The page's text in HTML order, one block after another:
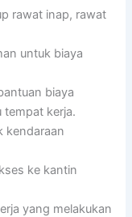
rawat inap, rawat
untuk biaya
biaya
tempat kerja.
kendaraan
ke kantin
yang melakukan